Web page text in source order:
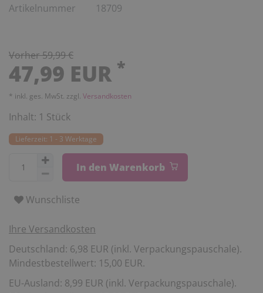
Artikelnummer 18709
Vorher 59,99 €
47,99 EUR *
* inkl. ges. MwSt. zzgl. Versandkosten
Inhalt: 1 Stück
Lieferzeit: 1 - 3 Werktage
In den Warenkorb
Wunschliste
Ihre Versandkosten
Deutschland: 6,98 EUR (inkl. Verpackungspauschale).
Mindestbestellwert: 15,00 EUR.
EU-Ausland: 8,99 EUR (inkl. Verpackungspauschale).